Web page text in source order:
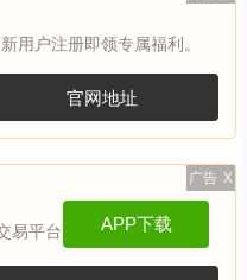
用户注册即领专属福利。
官网地址
广告 X
易平台 APP下载